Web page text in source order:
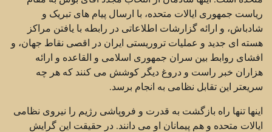
ریاست جمهوری ایالات متحده، با ارسال پیام های تبریک و
شادباش، و ارائه گزارشات اطلاعاتی در رابطه با یافتن مراکز
هسته ای جدید و عملیات تروریستی ایران در اقصی نقاط جهان، و
افشای روابط بین سران جمهوری اسلامی و القاعده و ارائه
هزاران خبر راست و دروغ دیگر کوشش می کنند که هر چه
سریعتر این تقابل نظامی به انجام برسد.
اینها تنها راه بازگشت به قدرت و فروپاشی رژیم را نیروی نظامی
ایالات متحده و هم پیمانان او می دانند. در حقیقت این گرایش